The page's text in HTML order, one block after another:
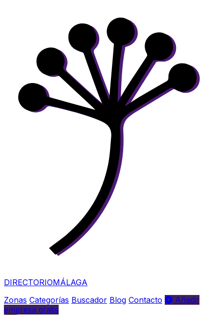
DIRECTORIOMÁLAGA
Zonas Categorías Buscador Blog Contacto
Añadir
empresa gratis